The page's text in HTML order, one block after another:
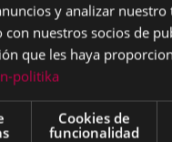
abentura parkea.
a las 18:00H.
3
y analizar nuestro
nuestros socios de
que les haya
politika
Cookies de
funcionalidad